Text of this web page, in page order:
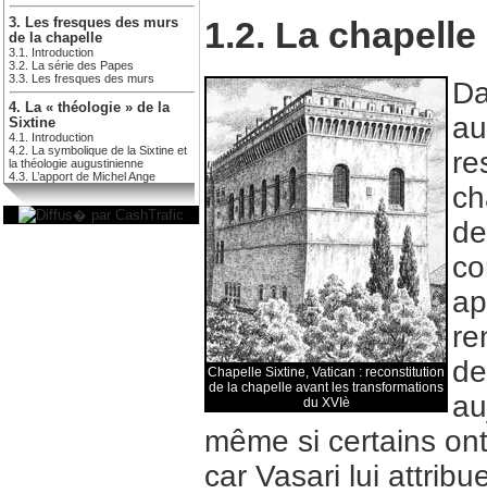
3. Les fresques des murs
de la chapelle
3.1. Introduction
3.2. La série des Papes
3.3. Les fresques des murs
4. La « théologie » de la
Sixtine
4.1. Introduction
4.2. La symbolique de la Sixtine et
la théologie augustinienne
4.3. L’apport de Michel Ange
1.2. La
Chapelle Sixtine, Vatican : reconstitution
de la chapelle avant les transformations
du XVIè
même si certains
car Vasari lui